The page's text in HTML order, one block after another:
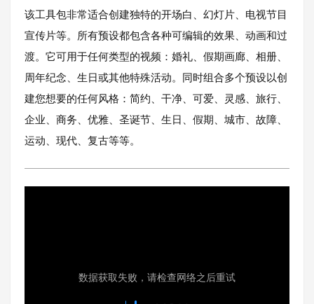
该工具包非常适合创建独特的开场白、幻灯片、电视节目
宣传片等。所有预设都包含各种可编辑的效果、动画和过
渡。它可用于任何类型的视频：婚礼、假期画廊、相册、
周年纪念、生日或其他特殊活动。同时组合多个预设以创
建您想要的任何风格：简约、干净、可爱、灵感、旅行、
企业、商务、优雅、圣诞节、生日、假期、城市、故障、
运动、现代、复古等等。